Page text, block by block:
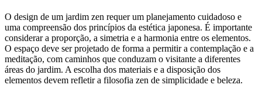
O design de um jardim zen requer um planejamento cuidadoso e
uma compreensão dos princípios da estética japonesa. É importante
considerar a proporção, a simetria e a harmonia entre os elementos.
O espaço deve ser projetado de forma a permitir a contemplação e a
meditação, com caminhos que conduzam o visitante a diferentes
áreas do jardim. A escolha dos materiais e a disposição dos
elementos devem refletir a filosofia zen de simplicidade e beleza.